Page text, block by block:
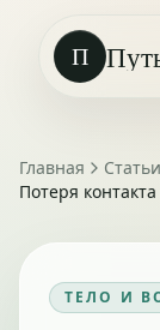
П
Главная
Статьи
Потеря
ТЕЛО И